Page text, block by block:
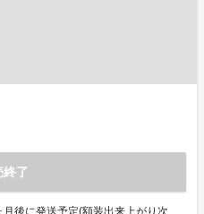
終了
後に発送予定(額装出来上がり次